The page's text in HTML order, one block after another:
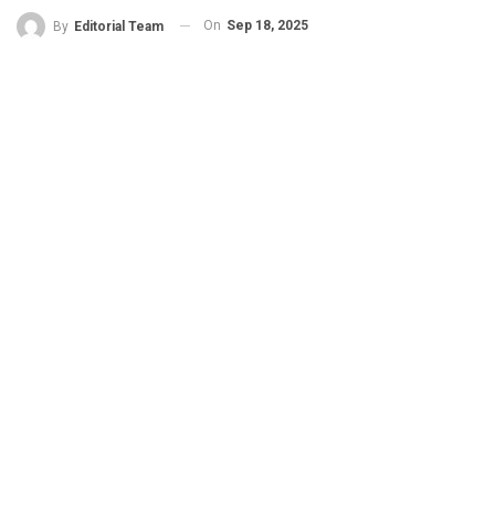
By Editorial Team On Sep 18, 2025